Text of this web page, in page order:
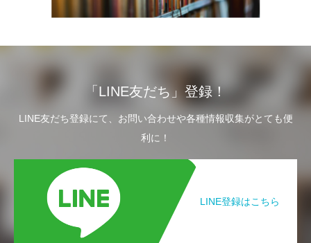
「LINE友だち」登録！
LINE友だち登録にて、お問い合わせや各種情報収集がとても便
利に！
LINE登録はこちら